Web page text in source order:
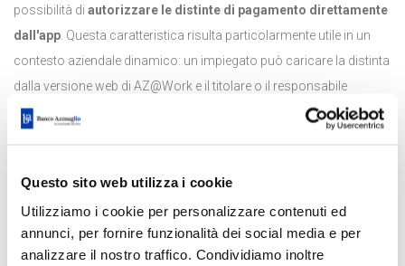
Questo sito web utilizza i cookie
Utilizziamo i cookie per personalizzare contenuti ed
annunci, per fornire funzionalità dei social media e per
analizzare il nostro traffico. Condividiamo inoltre
possibilità di autorizzare le distinte di pagamento direttamente
dall'app . Questa caratteristica risulta particolarmente utile in un
contesto aziendale dinamico: un impiegato può caricare la distinta
dalla versione web di AZ@Work e il titolare o il responsabile
finanziario ha la possibilità di autorizzarla comodamente dall'app,
operazioni finanziarie.
Maggiore efficienza operativa